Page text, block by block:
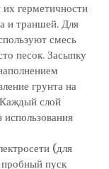
герметичности
и траншей. Для
смесь
песок. Засыпку
грунта на
слой
(для
пробный пуск